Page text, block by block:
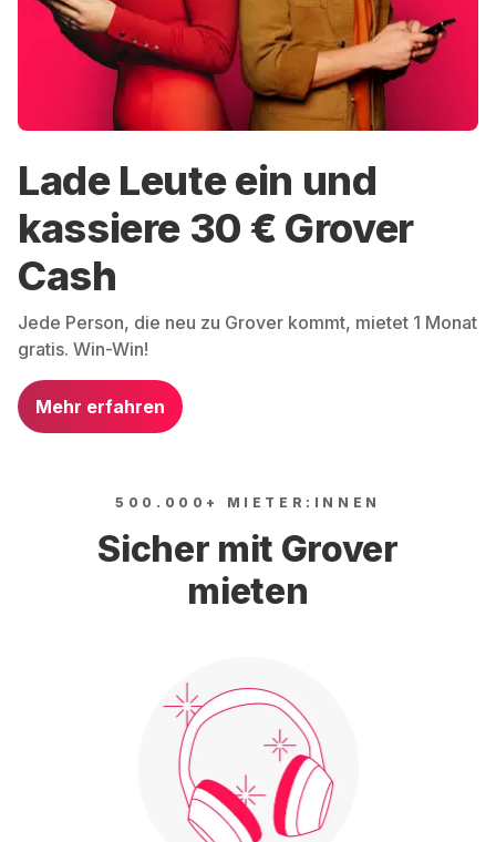
Lade Leute ein und
kassiere 30 € Grover
Cash
Jede Person, die neu zu Grover kommt, mietet 1 Monat
gratis. Win-Win!
Mehr erfahren
500.000+ MIETER:INNEN
Sicher mit Grover
mieten